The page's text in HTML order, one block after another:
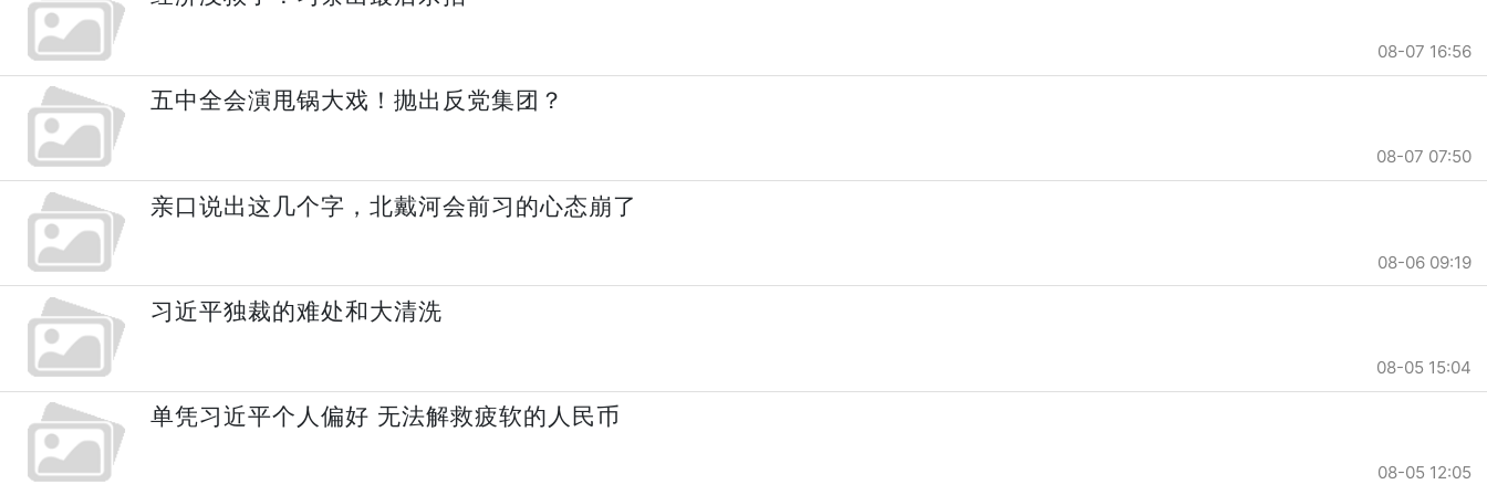
08-07 16:56
五中全会演甩锅大戏！抛出反党集团？
08-07 07:50
亲口说出这几个字，北戴河会前习的心态崩了
08-06 09:19
习近平独裁的难处和大清洗
08-05 15:04
单凭习近平个人偏好 无法解救疲软的人民币
08-05 12:05